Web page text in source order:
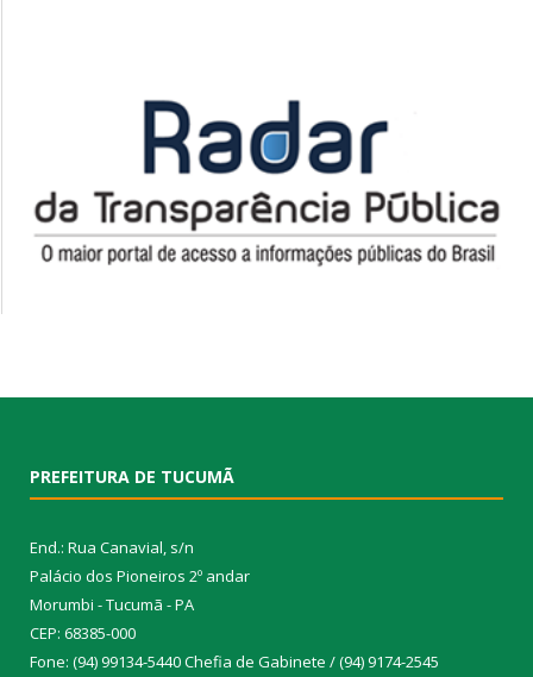
PREFEITURA DE TUCUMÃ
End.: Rua Canavial, s/n
Palácio dos Pioneiros 2º andar
Morumbi - Tucumã - PA
CEP: 68385-000
Fone: (94) 99134-5440 Chefia de Gabinete / (94) 9174-2545